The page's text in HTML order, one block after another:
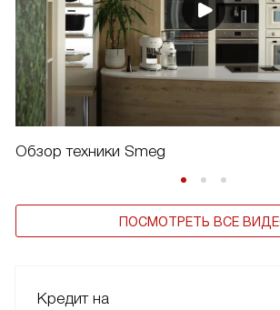
Обзор техники Smeg
ПОСМОТРЕТЬ ВСЕ
Кредит на